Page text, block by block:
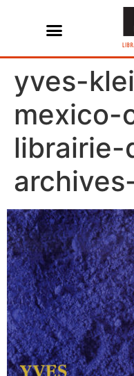
yves-
mexico-
librairie-